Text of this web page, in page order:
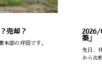
売却？
本部の坪田です。
築」
先日、
から比